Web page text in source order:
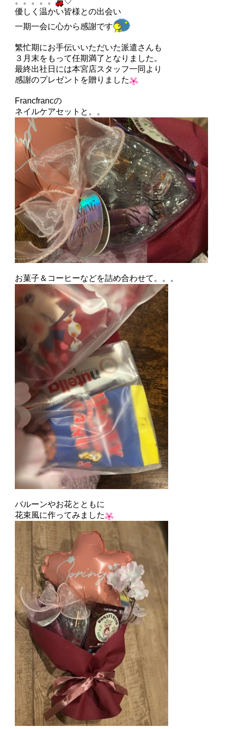
優しく温かい皆様との出会い
一期一会に心から感謝です
繁忙期にお手伝いいただいた派遣さんも
３月末をもって任期満了となりました。
最終出社日には本宮店スタッフ一同より
感謝のプレゼントを贈りました
Francfrancの
ネイルケアセットと。。
お菓子＆コーヒーなどを詰め合わせて。。。
バルーンやお花とともに
花束風に作ってみました